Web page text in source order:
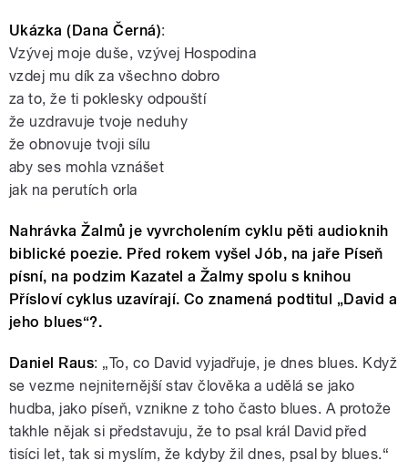
Ukázka (Dana Černá):
Vzývej moje duše, vzývej Hospodina
vzdej mu dík za všechno dobro
za to, že ti poklesky odpouští
že uzdravuje tvoje neduhy
že obnovuje tvoji sílu
aby ses mohla vznášet
jak na perutích orla
Nahrávka Žalmů je vyvrcholením cyklu pěti audioknih
biblické poezie. Před rokem vyšel Jób, na jaře Píseň
písní, na podzim Kazatel a Žalmy spolu s knihou
Přísloví cyklus uzavírají. Co znamená podtitul „David a
jeho blues“?.
Daniel Raus: „To, co David vyjadřuje, je dnes blues. Když
se vezme nejniternější stav člověka a udělá se jako
hudba, jako píseň, vznikne z toho často blues. A protože
takhle nějak si představuju, že to psal král David před
tisíci let, tak si myslím, že kdyby žil dnes, psal by blues.“